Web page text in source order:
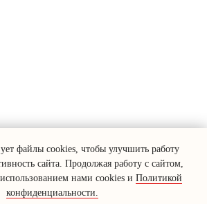
файлы cookies, чтобы улучшить работу
сайта. Продолжая работу с сайтом,
нами cookies и Политикой
конфиденциальности.